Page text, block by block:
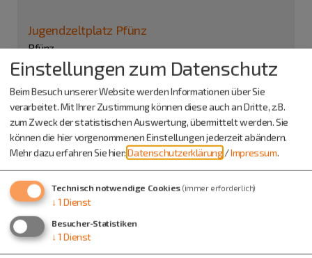
Jugendzeltplatz Pfünz
Pfünz
Am Osterberg
85137 Walting
Info-Adresse
DPSG Diözesanbüro
Hieronymusgasse 3
85049 Ingolstadt
0841 993543-23
Einstellungen zum Datenschutz
Beim Besuch unserer Website werden Informationen über Sie
verarbeitet. Mit Ihrer Zustimmung können diese auch an Dritte, z.B.
zum Zweck der statistischen Auswertung, übermittelt werden. Sie
können die hier vorgenommenen Einstellungen jederzeit abändern.
Mehr dazu erfahren Sie hier:Datenschutzerklärung /Impressum.
Technisch notwendige Cookies (immer erforderlich)
↓ 1 Dienst
Besucher-Statistiken
↓ 1 Dienst